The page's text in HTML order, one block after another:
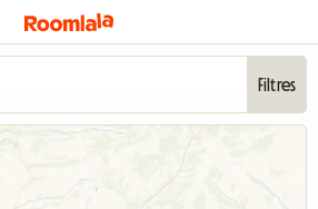
Filtres